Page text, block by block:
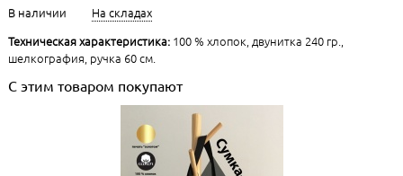
В наличии
На складах
Техническая характеристика:100 % хлопок, двунитка 240 гр.,
шелкография, ручка 60 см.
С этим товаром покупают